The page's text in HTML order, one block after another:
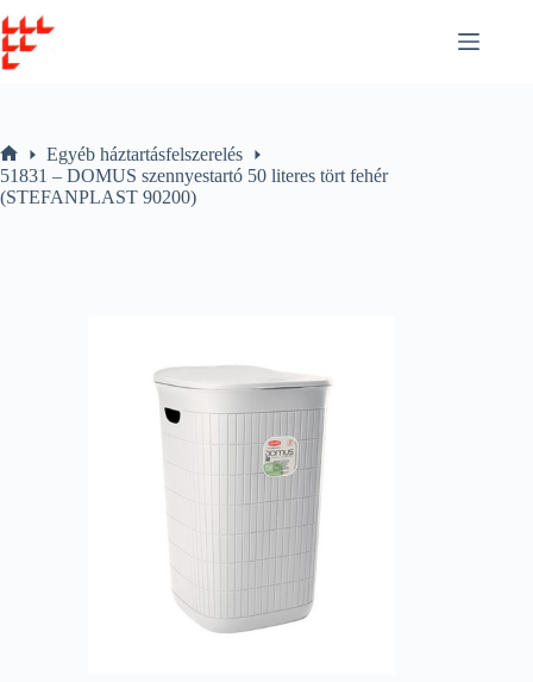
to
content
Home
Egyéb háztartásfelszerelés
51831 – DOMUS szennyestartó 50 literes tört fehér
(STEFANPLAST 90200)